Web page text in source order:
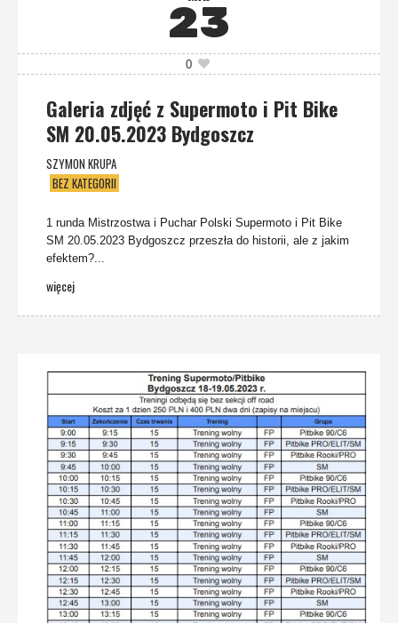
23
0
Galeria zdjęć z Supermoto i Pit Bike
SM 20.05.2023 Bydgoszcz
SZYMON KRUPA
BEZ KATEGORII
1 runda Mistrzostwa i Puchar Polski Supermoto i Pit Bike
SM 20.05.2023 Bydgoszcz przeszła do historii, ale z jakim
efektem?...
więcej